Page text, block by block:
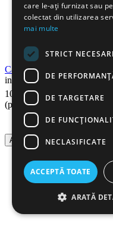
Cartus compatibil HP
in stoc
104
90 Lei
(pret cu TVA inclus)
Adauga in cos
care le-ați furnizat sau
colectat din utilizarea
mai multe
STRICT
DE
DE TARGETARE
DE
NECLASIFICATE
ACCEPTĂ TOATE
ARATĂ